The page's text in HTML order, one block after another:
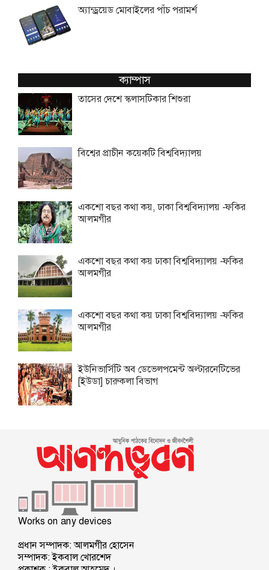
অ্যান্ড্রয়েড মোবাইলের পাঁচ পরামর্শ
ক্যাম্পাস
তাসের দেশে স্কলাসটিকার শিশুরা
বিশ্বের প্রাচীন কয়েকটি বিশ্ববিদ্যালয়
একশো বছর কথা কয়, ঢাকা বিশ্ববিদ্যালয় -ফকির
আলমগীর
একশো বছর কথা কয় ঢাকা বিশ্ববিদ্যালয় -ফকির
আলমগীর
একশো বছর কথা কয় ঢাকা বিশ্ববিদ্যালয় -ফকির
আলমগীর
ইউনিভার্সিটি অব ডেভেলপমেন্ট অল্টারনেটিভের
[ইউডা] চারুকলা বিভাগ
Works on any devices
প্রধান সম্পাদক: আলমগীর হোসেন
সম্পাদক: ইকবাল খোরশেদ